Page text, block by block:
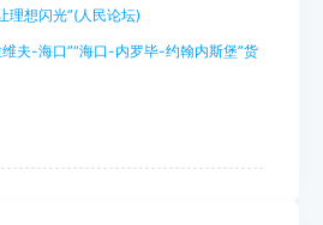
理想闪光”(人民论坛)
夫-海口”“海口-内罗毕-约翰内斯堡”货